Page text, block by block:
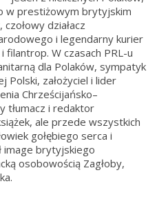
w prestiżowym brytyjskim
czołowy działacz
i legendarny kurier
filantrop. W czasach PRL-u
dla Polaków, sympatyk
Polski, założyciel i lider
Chrześcijańsko–
tłumacz i redaktor
ale przede wszystkich
gołębiego serca i
image brytyjskiego
osobowością Zagłoby,